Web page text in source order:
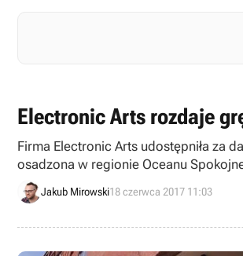
Electronic Arts rozdaje
Firma Electronic Arts udostępniła za
osadzona w regionie Oceanu
Jakub Mirowski18 czerwca 2017 11:03